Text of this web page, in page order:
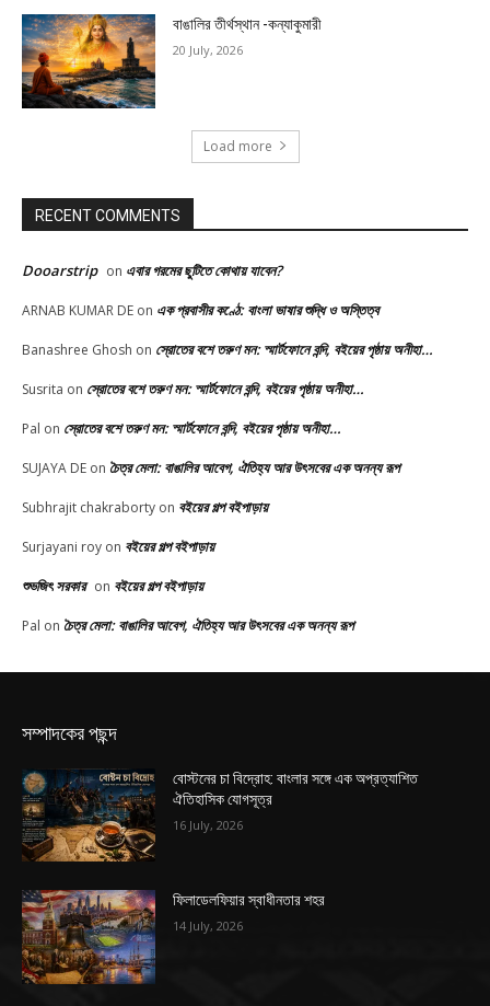
বাঙালির তীর্থস্থান -কন্যাকুমারী
20 July, 2026
Load more
RECENT COMMENTS
Dooarstrip on এবার গরমের ছুটিতে কোথায় যাবেন?
ARNAB KUMAR DE on এক প্রবাসীর কণ্ঠে: বাংলা ভাষার শুদ্ধি ও অস্তিত্ব
Banashree Ghosh on স্রোতের বশে তরুণ মন: স্মার্টফোনে বন্দি, বইয়ের পৃষ্ঠায় অনীহা…
Susrita on স্রোতের বশে তরুণ মন: স্মার্টফোনে বন্দি, বইয়ের পৃষ্ঠায় অনীহা…
Pal on স্রোতের বশে তরুণ মন: স্মার্টফোনে বন্দি, বইয়ের পৃষ্ঠায় অনীহা…
SUJAYA DE on চৈত্র মেলা: বাঙালির আবেগ, ঐতিহ্য আর উৎসবের এক অনন্য রূপ
Subhrajit chakraborty on বইয়ের গল্প বইপাড়ায়
Surjayani roy on বইয়ের গল্প বইপাড়ায়
শুভজিৎ সরকার on বইয়ের গল্প বইপাড়ায়
Pal on চৈত্র মেলা: বাঙালির আবেগ, ঐতিহ্য আর উৎসবের এক অনন্য রূপ
সম্পাদকের পছন্দ
বোস্টনের চা বিদ্রোহ: বাংলার সঙ্গে এক অপ্রত্যাশিত
ঐতিহাসিক যোগসূত্র
16 July, 2026
ফিলাডেলফিয়ার স্বাধীনতার শহর
14 July, 2026